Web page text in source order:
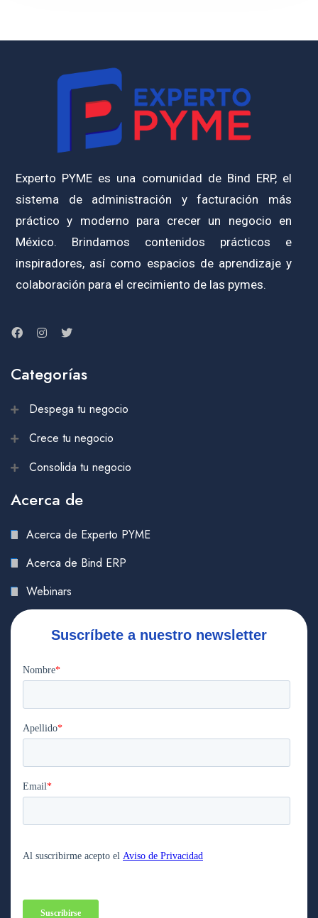
Experto PYME es una comunidad de Bind ERP, el
sistema de administración y facturación más
práctico y moderno para crecer un negocio en
México. Brindamos contenidos prácticos e
inspiradores, así como espacios de aprendizaje y
colaboración para el crecimiento de las pymes.
Categorías
Despega tu negocio
Crece tu negocio
Consolida tu negocio
Acerca de
Acerca de Experto PYME
Acerca de Bind ERP
Webinars
Suscríbete a nuestro newsletter